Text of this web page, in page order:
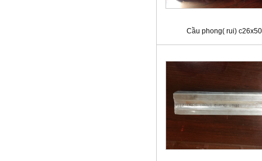
Cầu phong( rui) c26x50